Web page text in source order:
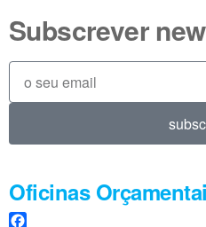
Subscrever
Oficinas